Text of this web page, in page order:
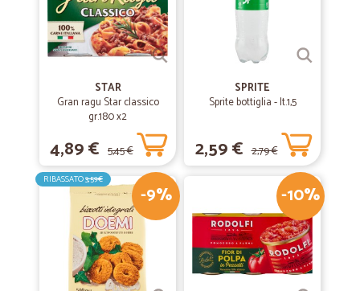
STAR
Gran ragu Star classico
gr.180 x2
4,89 € 5,45 €
SPRITE
Sprite bottiglia - lt.1,5
2,59 € 2,79 €
-9%
RIBASSATO3,59€
-10%